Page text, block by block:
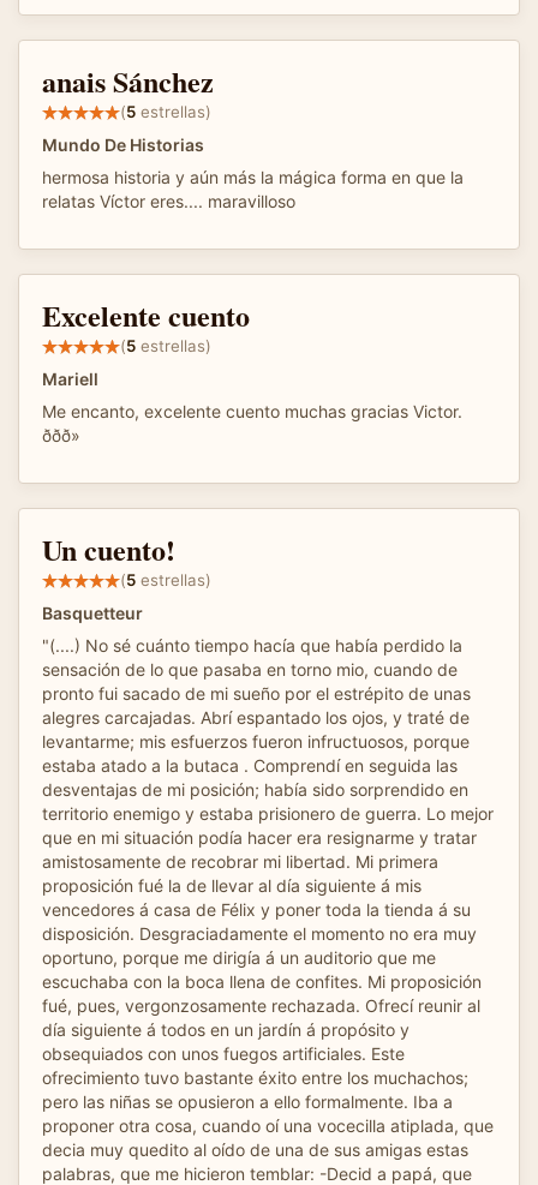
anais Sánchez
(5 estrellas)
Mundo De Historias
hermosa historia y aún más la mágica forma en que la
relatas Víctor eres.... maravilloso
Excelente cuento
(5 estrellas)
Mariell
Me encanto, excelente cuento muchas gracias Victor.
ððð»
Un cuento!
(5 estrellas)
Basquetteur
"(....) No sé cuánto tiempo hacía que había perdido la
sensación de lo que pasaba en torno mio, cuando de
pronto fui sacado de mi sueño por el estrépito de unas
alegres carcajadas. Abrí espantado los ojos, y traté de
levantarme; mis esfuerzos fueron infructuosos, porque
estaba atado a la butaca . Comprendí en seguida las
desventajas de mi posición; había sido sorprendido en
territorio enemigo y estaba prisionero de guerra. Lo mejor
que en mi situación podía hacer era resignarme y tratar
amistosamente de recobrar mi libertad. Mi primera
proposición fué la de llevar al día siguiente á mis
vencedores á casa de Félix y poner toda la tienda á su
disposición. Desgraciadamente el momento no era muy
oportuno, porque me dirigía á un auditorio que me
escuchaba con la boca llena de confites. Mi proposición
fué, pues, vergonzosamente rechazada. Ofrecí reunir al
día siguiente á todos en un jardín á propósito y
obsequiados con unos fuegos artificiales. Este
ofrecimiento tuvo bastante éxito entre los muchachos;
pero las niñas se opusieron a ello formalmente. Iba a
proponer otra cosa, cuando oí una vocecilla atiplada, que
decia muy quedito al oído de una de sus amigas estas
palabras, que me hicieron temblar: -Decid a papá, que